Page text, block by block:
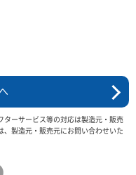
ターサービス等の対応は製造元・販売
製造元・販売元にお問い合わせいた